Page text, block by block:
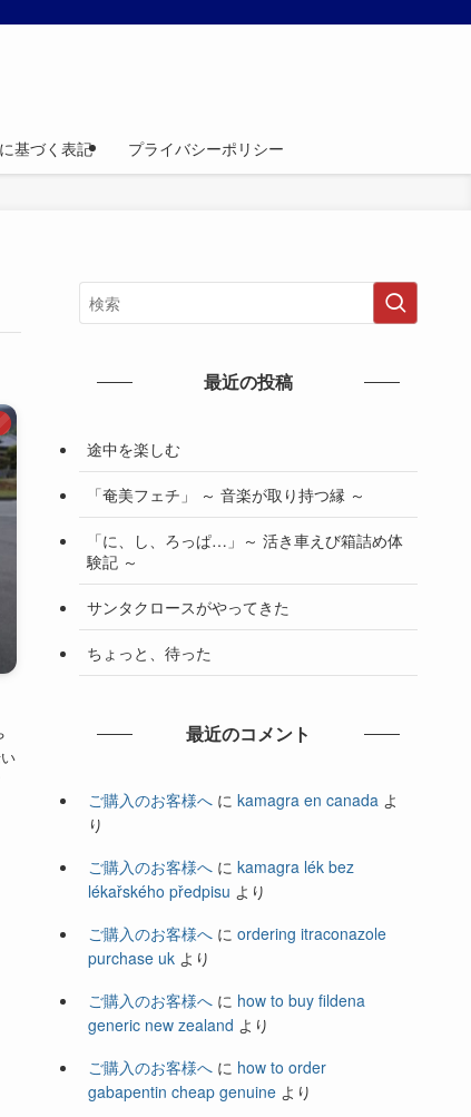
基づく表記 プライバシーポリシー
最近の投稿
途中を楽しむ
「奄美フェチ」 ～ 音楽が取り持つ縁 ～
「に、し、ろっぱ…」～ 活き車えび箱詰め体
験記 ～
サンタクロースがやってきた
ちょっと、待った
最近のコメント
ご購入のお客様へ に kamagra en canada よ
り
ご購入のお客様へ に kamagra lék bez
lékařského předpisu より
ご購入のお客様へ に ordering itraconazole
purchase uk より
ご購入のお客様へ に how to buy fildena
generic new zealand より
ご購入のお客様へ に how to order
gabapentin cheap genuine より